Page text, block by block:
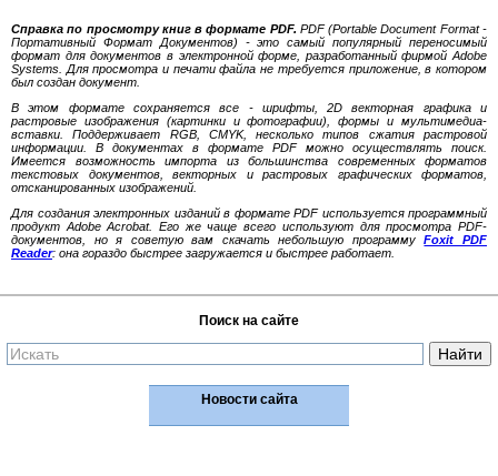
Справка по просмотру книг в формате PDF. PDF (Portable Document Format -
Портативный Формат Документов) - это самый популярный переносимый
формат для документов в электронной форме, разработанный фирмой Adobe
Systems. Для просмотра и печати файла не требуется приложение, в котором
был создан документ.
В этом формате сохраняется все - шрифты, 2D векторная графика и
растровые изображения (картинки и фотографии), формы и мультимедиа-
вставки. Поддерживает RGB, CMYK, несколько типов сжатия растровой
информации. В документах в формате PDF можно осуществлять поиск.
Имеется возможность импорта из большинства современных форматов
текстовых документов, векторных и растровых графических форматов,
отсканированных изображений.
Для создания электронных изданий в формате PDF используется программный
продукт Adobe Acrobat. Его же чаще всего используют для просмотра PDF-
документов, но я советую вам скачать небольшую программуFoxit PDF
Reader: она гораздо быстрее загружается и быстрее работает.
Поиск на сайте
Новости сайта